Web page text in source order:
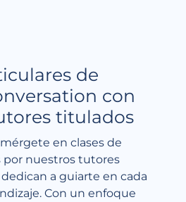
de
con
titulados
en clases de
por nuestros tutores
a guiarte en cada
Con un enfoque